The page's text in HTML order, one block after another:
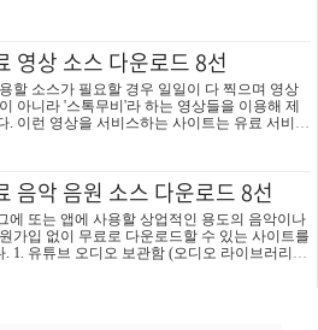
어도 되는 아이콘 무료 다운로드 사이트를 소개
다 특징을 간단하게 알아보겠습니다 목차 (저작
아이콘 다운로드 사이트 12곳 (저작권 표시) 무
드 사이트 8곳 기타 무료 아이콘 다운로드 사이
콘 다운로드 사이트 23곳의 조사는 '21년 9월 26
영상 소스 다운로드 8선
할 소스가 필요할 경우 일일이 다 찍으며 영상
아니라 '스톡무비'라 하는 영상들을 이용해 제
. 이런 영상을 서비스하는 사이트는 유료 서비스
이 다운로드 할 수 있는 곳 위주로 소개해 드립
https://www.pexels.com PEXELS도 회원가입 없
필요 없는 CC0 라이선스로 무료 스톡 동영상을
고마운 사이트입니다. 펙셀즈는 영상 외에도 이
료 다운로드 서비스를 하고 있으니 즐겨찾기 ..
음악 음원 소스 다운로드 8선
에 또는 앱에 사용할 상업적인 용도의 음악이나
가입 없이 무료로 다운로드할 수 있는 사이트를
. 1. 유튜브 오디오 보관함 (오디오 라이브러리)